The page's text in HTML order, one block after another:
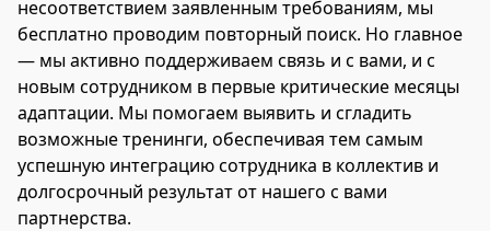
несоответствием заявленным требованиям, мы
бесплатно проводим повторный поиск. Но главное
— мы активно поддерживаем связь и с вами, и с
новым сотрудником в первые критические месяцы
адаптации. Мы помогаем выявить и сгладить
возможные тренинги, обеспечивая тем самым
успешную интеграцию сотрудника в коллектив и
долгосрочный результат от нашего с вами
партнерства.